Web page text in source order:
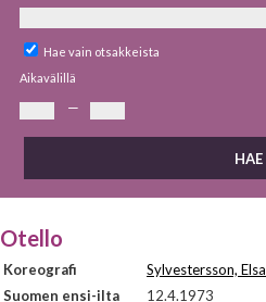
Hae vain otsakkeista
Aikavälillä
—
Otello
Koreografi
Sylvestersson, Elsa
Suomen ensi-ilta
12.4.1973